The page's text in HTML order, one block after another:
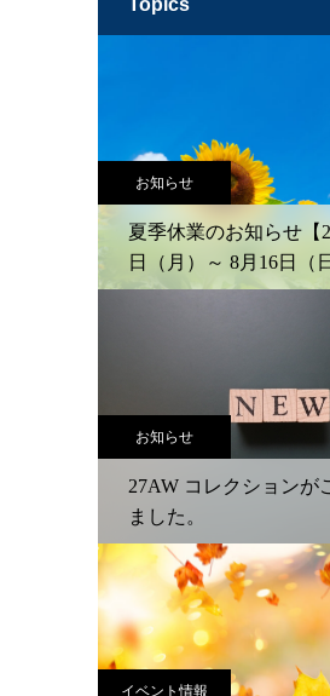
topics
お知らせ
夏季休業のお知らせ【
日（月）～ 8月16日（
お知らせ
27AW コレクションが
ました。
イベント情報